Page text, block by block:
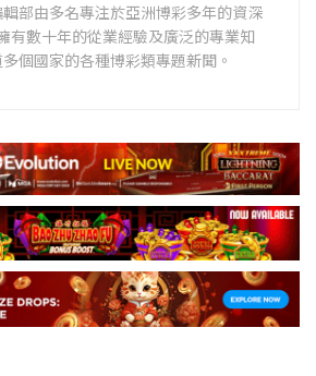
輯部由多名專注於亞洲博彩多年的資深
有數十年的從業經驗及廣泛的專業知
個國家的各種博彩類專題新聞。